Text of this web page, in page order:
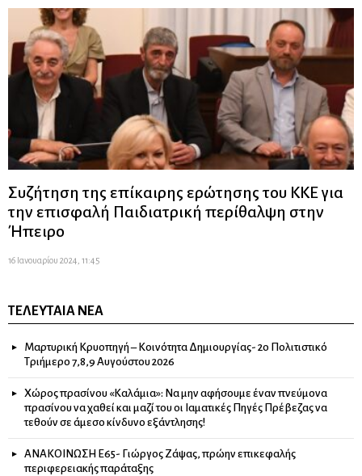
Συζήτηση της επίκαιρης ερώτησης του ΚΚΕ για
την επισφαλή Παιδιατρική περίθαλψη στην
Ήπειρο
16 Ιανουαρίου 2024, 11:45
ΤΕΛΕΥΤΑΊΑ ΝΈΑ
Μαρτυρική Κρυοπηγή – Κοινότητα Δημιουργίας- 2ο Πολιτιστικό
Τριήμερο 7,8,9 Αυγούστου 2026
Χώρος πρασίνου «Καλάμια»: Να μην αφήσουμε έναν πνεύμονα
πρασίνου να χαθεί και μαζί του οι Ιαματικές Πηγές Πρέβεζας να
τεθούν σε άμεσο κίνδυνο εξάντλησης!
ΑΝΑΚΟΙΝΩΣΗ Ε65- Γιώργος Ζάψας, πρώην επικεφαλής
περιφερειακής παράταξης